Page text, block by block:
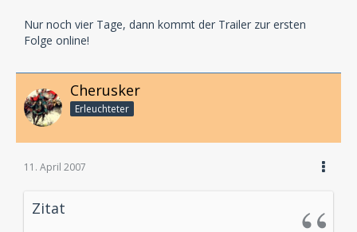
Nur noch vier Tage, dann kommt der Trailer zur ersten
Folge online!
Cherusker
Erleuchteter
11. April 2007
Zitat